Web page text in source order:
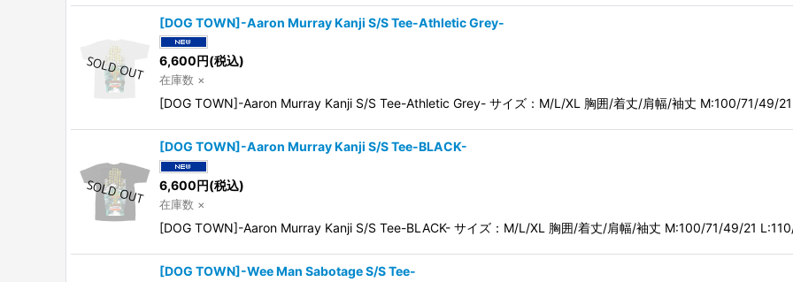
[DOG TOWN]-Aaron Murray Kanji S/S Tee-Athletic Grey-
6,600円(税込)
在庫数 ×
[DOG TOWN]-Aaron Murray Kanji S/S Tee-Athletic Grey- サイズ：M/L/XL 胸囲/着丈/肩幅/袖丈 M:100/71/49/
[DOG TOWN]-Aaron Murray Kanji S/S Tee-BLACK-
6,600円(税込)
在庫数 ×
[DOG TOWN]-Aaron Murray Kanji S/S Tee-BLACK- サイズ：M/L/XL 胸囲/着丈/肩幅/袖丈 M:100/71/49/21
[DOG TOWN]-Wee Man Sabotage S/S Tee-